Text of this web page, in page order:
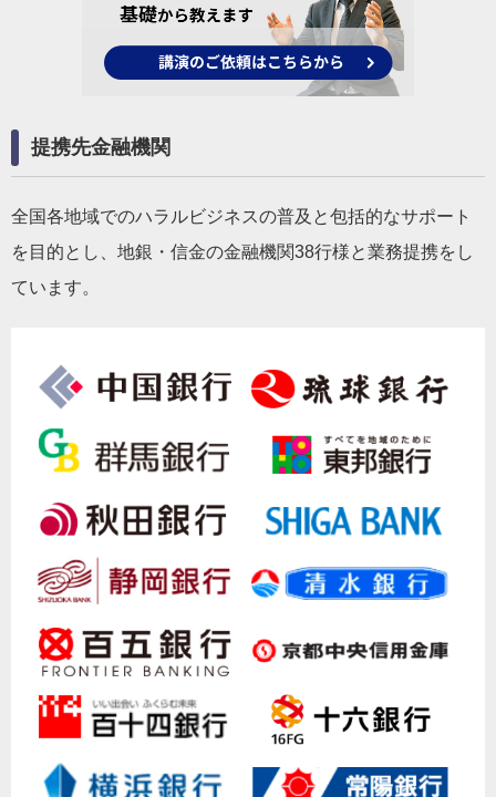
提携先金融機関
全国各地域でのハラルビジネスの普及と包括的なサポート
を目的とし、地銀・信金の金融機関38行様と業務提携をし
ています。